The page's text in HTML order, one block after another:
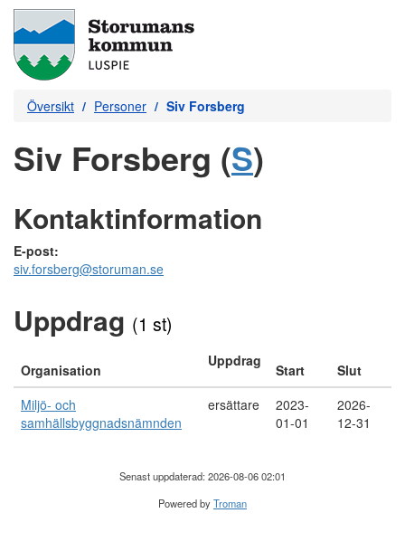
Översikt Personer Siv Forsberg
Siv Forsberg (S)
Kontaktinformation
E-post:
siv.forsberg@storuman.se
Uppdrag (1 st)
Organisation
Uppdrag
Start
Slut
Miljö- och
samhällsbyggnadsnämnden
ersättare
2023-
01-01
2026-
12-31
Senast uppdaterad: 2026-08-06 02:01
Powered byTroman